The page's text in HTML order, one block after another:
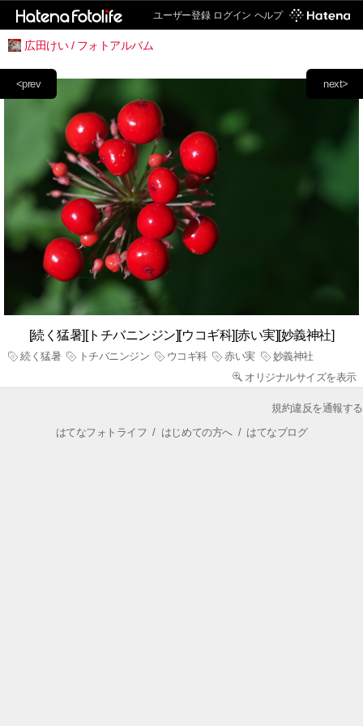
ユーザー登録 ログイン ヘルプ
広田けい / フォトアルバム
next>
<prev
[続く猛暑][トチバニンジン][ウコギ科][赤い実][妙義神社]
続く猛暑 トチバニンジン ウコギ科 赤い実
妙義神社
オリジナルサイズを表示
規約違反を通報する
はてなフォトライフ / はじめての方へ/ はてなブログ